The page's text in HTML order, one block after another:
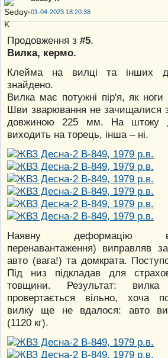
01-04-2023 18:20:38
Продовження з #5.
Вилка, кермо.
Клейма на вилці та інших
знайдено.
Вилка має потужні пір'я, як
Шви зварювання не зачищалися
довжиною 225 мм. На штоку
виходить на торець, інша – ні.
Наявну деформацію
перенавантаження) виправляв
авто (вага!) та домкрата.
Під низ підкладав для
товщини. Результат:
провертається вільно, хоча
вилку ще не вдалося: авто
(1120 кг).